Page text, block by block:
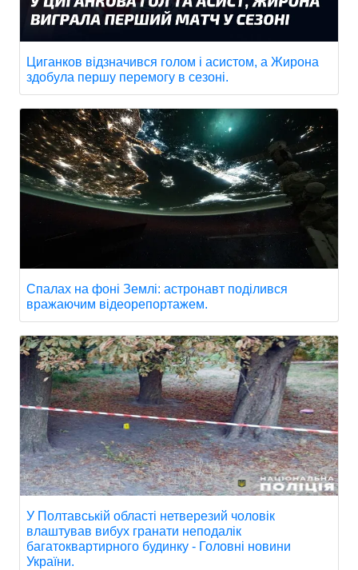
Циганков відзначився голом і асистом, а Жирона
здобула першу перемогу в сезоні.
Спалах на фоні Землі: астронавт поділився
вражаючим відеорепортажем.
У Полтавській області нетверезий чоловік
влаштував вибух гранати неподалік
багатоквартирного будинку - Головні новини
України.